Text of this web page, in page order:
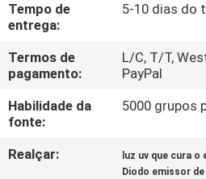
PEÇA
UMAS
CITAÇÕES
Tempo de
entrega:
5-10 dias do
Termos de
pagamento:
L/C, T/T,
PayPal
Habilidade da
fonte:
5000 grupos
Realçar: luz uv que cura o
Diodo emissor